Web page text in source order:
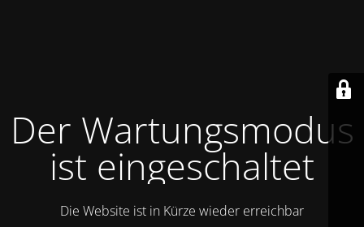
Der Wartungsmodus
ist eingeschaltet
Die Website ist in Kürze wieder erreichbar